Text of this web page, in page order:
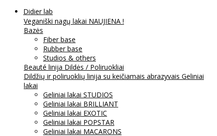
Didier lab
Veganiški nagų lakai NAUJIENA !
Bazės
Fiber base
Rubber base
Studios & others
Beauté linija Dildės / Poliruokliai
Dildžių ir poliruoklių linija su keičiamais abrazyvais Geliniai
lakai
Geliniai lakai STUDIOS
Geliniai lakai BRILLIANT
Geliniai lakai EXOTIC
Geliniai lakai POPSTAR
Geliniai lakai MACARONS